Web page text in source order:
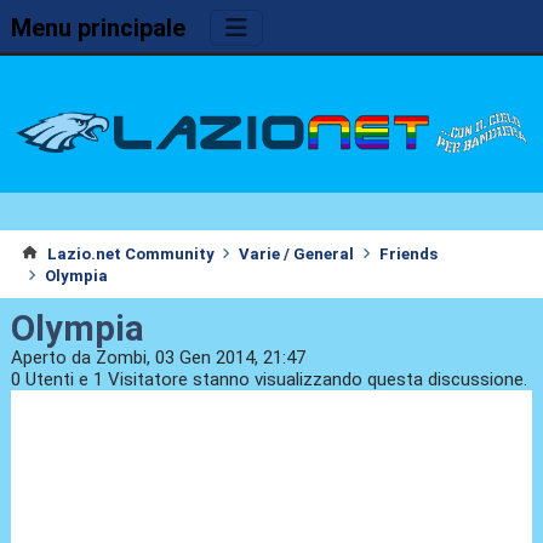
Menu principale
Lazio.net Community Varie / General
Friends
Olympia
Olympia
Aperto da Zombi, 03 Gen 2014, 21:47
0 Utenti e 1 Visitatore stanno visualizzando questa discussione.